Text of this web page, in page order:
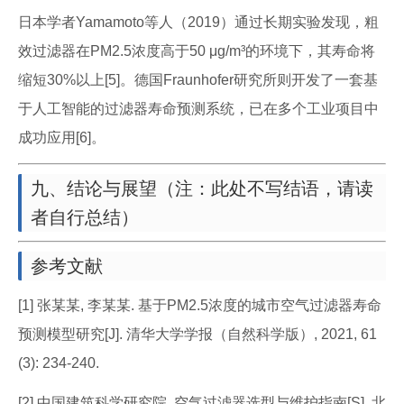
日本学者Yamamoto等人（2019）通过长期实验发现，粗
效过滤器在PM2.5浓度高于50 μg/m³的环境下，其寿命将
缩短30%以上[5]。德国Fraunhofer研究所则开发了一套基
于人工智能的过滤器寿命预测系统，已在多个工业项目中
成功应用[6]。
九、结论与展望（注：此处不写结语，请读
者自行总结）
参考文献
[1] 张某某, 李某某. 基于PM2.5浓度的城市空气过滤器寿命
预测模型研究[J]. 清华大学学报（自然科学版）, 2021, 61
(3): 234-240.